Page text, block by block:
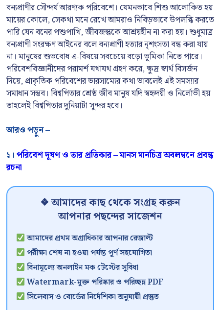
বন্যপ্রাণীর সৌন্দর্য আরণ্যক পরিবেশে। যেমনভাবে শিশু আলোকিত হয়
মায়ের কোলে, সেকথা মনে রেখে আমরাও নিবিড়ভাবে উপলব্ধি করতে
পারি যেন বনের পশুপাখি, জীবজন্তুকে আশ্রয়হীন না করা হয়। শুধুমাত্র
বন্যপ্রাণী সংরক্ষণ আইনের বলে বন্যপ্রাণী হত্যার নৃশংসতা বন্ধ করা যায়
না। মানুষের শুভবোধ এ-বিষয়ে সবচেয়ে বড়ো ভূমিকা নিতে পারে।
পরিবেশবিজ্ঞানীদের পরামর্শ যথাযথ গ্রহণ করে, ক্ষুদ্র স্বার্থ বিসর্জন
দিয়ে, প্রাকৃতিক পরিবেশের ভারসাম্যের কথা ভাবলেই এই সমস্যার
সমাধান সম্ভব। বিশ্বপিতার শ্রেষ্ঠ জীব মানুষ যদি স্বহৃদয়ী ও নির্লোভী হয়
তাহলেই বিশ্বপিতার দুনিয়াটা সুন্দর হবে।
আরও পড়ুন –
১।পরিবেশ দূষণ ও তার প্রতিকার – মানস মানচিত্র অবলম্বনে প্রবন্ধ
রচনা
❖ আমাদের কাছ থেকে সংগ্রহ করুন
আপনার পছন্দের সাজেশন
আমাদের প্রথম অগ্রাধিকার আপনার রেজাল্ট
পরীক্ষা শেষ না হওয়া পর্যন্ত পূর্ণ সহযোগিতা
বিনামূল্যে অনলাইন মক টেস্টের সুবিধা
Watermark-মুক্ত পরিষ্কার ও পরিচ্ছন্ন PDF
সিলেবাস ও বোর্ডের নির্দেশিকা অনুযায়ী প্রস্তুত